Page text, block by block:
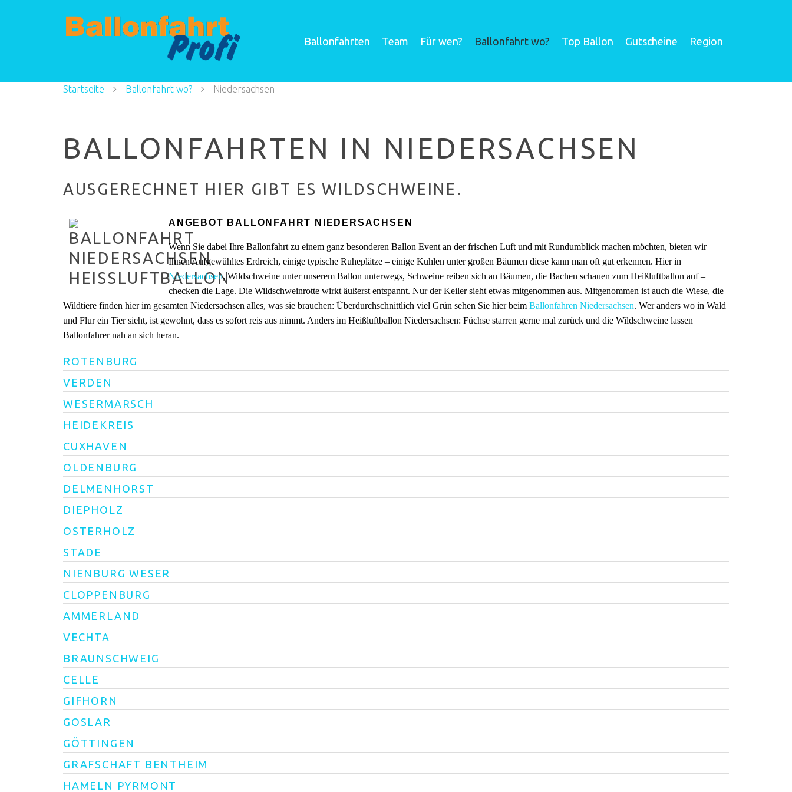
Ballonfahrten Team Für wen? Ballonfahrt wo? Top Ballon Gutscheine Region
Startseite Ballonfahrt wo? Niedersachsen
BALLONFAHRTEN IN NIEDERSACHSEN
AUSGERECHNET HIER GIBT ES WILDSCHWEINE.
ANGEBOT BALLONFAHRT NIEDERSACHSEN
Wenn Sie dabei Ihre Ballonfahrt zu einem ganz besonderen Ballon Event an der frischen Luft und mit Rundumblick machen möchten, bieten wir
Ihnen Aufgewühltes Erdreich, einige typische Ruheplätze – einige Kuhlen unter großen Bäumen diese kann man oft gut erkennen. Hier in
Niedersachsen, Wildschweine unter unserem Ballon unterwegs, Schweine reiben sich an Bäumen, die Bachen schauen zum Heißluftballon auf –
checken die Lage. Die Wildschweinrotte wirkt äußerst entspannt. Nur der Keiler sieht etwas mitgenommen aus. Mitgenommen ist auch die Wiese, die
Wildtiere finden hier im gesamten Niedersachsen alles, was sie brauchen: Überdurchschnittlich viel Grün sehen Sie hier beim Ballonfahren Niedersachsen. Wer anders wo in Wald
und Flur ein Tier sieht, ist gewohnt, dass es sofort reis aus nimmt. Anders im Heißluftballon Niedersachsen: Füchse starren gerne mal zurück und die Wildschweine lassen
Ballonfahrer nah an sich heran.
ROTENBURG
VERDEN
WESERMARSCH
HEIDEKREIS
CUXHAVEN
OLDENBURG
DELMENHORST
DIEPHOLZ
OSTERHOLZ
STADE
NIENBURG WESER
CLOPPENBURG
AMMERLAND
VECHTA
BRAUNSCHWEIG
CELLE
GIFHORN
GOSLAR
GÖTTINGEN
GRAFSCHAFT BENTHEIM
HAMELN PYRMONT